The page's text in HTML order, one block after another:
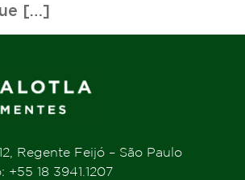
[…]
Regente Feijó – São Paulo
18 3941.1207